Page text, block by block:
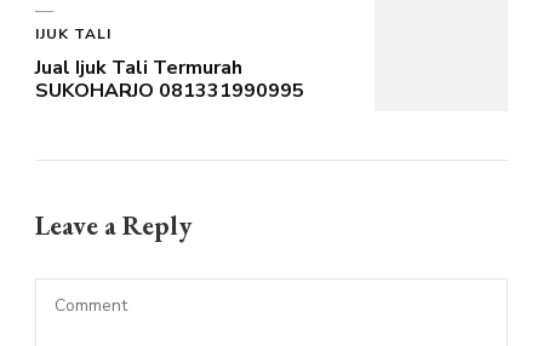
IJUK TALI
Jual Ijuk Tali Termurah
SUKOHARJO 081331990995
Leave a Reply